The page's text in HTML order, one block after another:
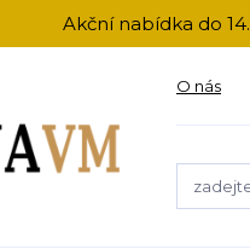
Akční nabídka do
O nás